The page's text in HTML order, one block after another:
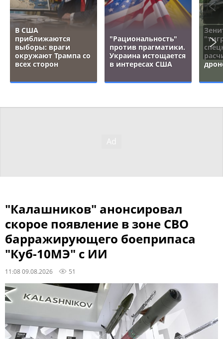
В США
приближаются
выборы: враги
окружают Трампа со
всех сторон
"Рациональность"
против прагматики.
Украина истощается
в интересах США
"Калашников" анонсировал
скорое появление в зоне СВО
барражирующего боеприпаса
"Куб-10МЭ" с ИИ
11:08 09.08.2026 51